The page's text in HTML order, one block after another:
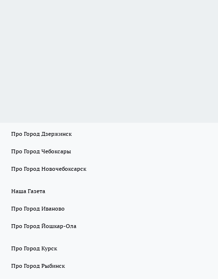
Про Город Дзержинск
Про Город Чебоксары
Про Город Новочебоксарск
Наша Газета
Про Город Иваново
Про Город Йошкар-Ола
Про Город Курск
Про Город Рыбинск